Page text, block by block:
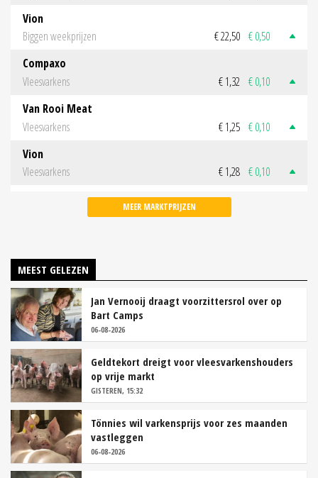
Vion
Biggen weekprijzen
€ 22,50 € 0,50
Compaxo
Vleesvarkens
€ 1,32 € 0,10
Van Rooi Meat
Vleesvarkens
€ 1,25 € 0,10
Vion
Vleesvarkens
€ 1,28 € 0,10
MEER MARKTPRIJZEN
MEEST GELEZEN
Jan Vernooij draagt voorzittersrol over op
Bart Camps
06-08-2026
Geldtekort dreigt voor vleesvarkenshouders
op vrije markt
GISTEREN, 15:32
Tönnies wil varkensprijs voor zes maanden
vastleggen
06-08-2026